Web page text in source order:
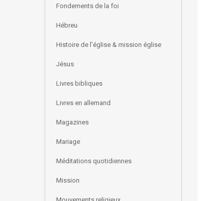
Fondements de la foi
Hébreu
Histoire de l'église & mission église
Jésus
Livres bibliques
Livres en allemand
Magazines
Mariage
Méditations quotidiennes
Mission